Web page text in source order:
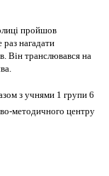
пройшов
нагадати
Він транслювався на
з учнями 1 групи 6
методичного центру